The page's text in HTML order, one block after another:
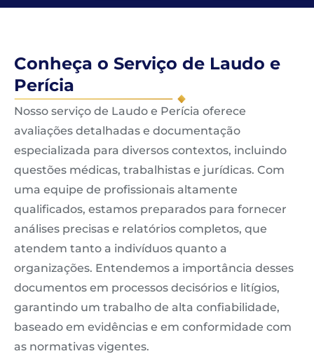
Conheça o Serviço de Laudo e
Perícia
Nosso serviço de Laudo e Perícia oferece
avaliações detalhadas e documentação
especializada para diversos contextos, incluindo
questões médicas, trabalhistas e jurídicas. Com
uma equipe de profissionais altamente
qualificados, estamos preparados para fornecer
análises precisas e relatórios completos, que
atendem tanto a indivíduos quanto a
organizações. Entendemos a importância desses
documentos em processos decisórios e litígios,
garantindo um trabalho de alta confiabilidade,
baseado em evidências e em conformidade com
as normativas vigentes.